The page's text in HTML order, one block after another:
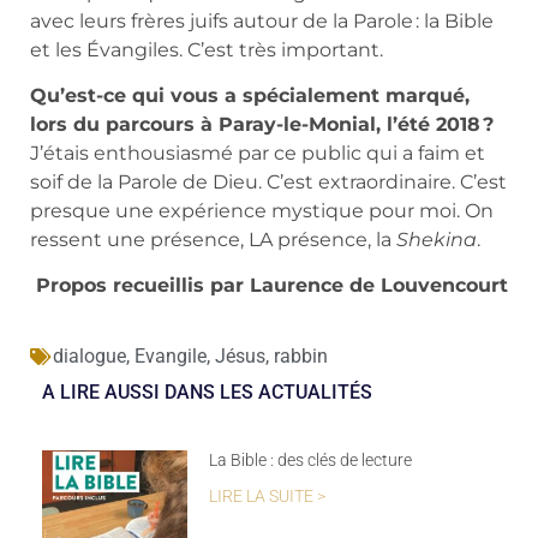
avec leurs frères juifs autour de la Parole : la Bible
et les Évangiles. C’est très important.
Qu’est-ce qui vous a spécialement marqué,
lors du parcours à Paray-le-Monial, l’été 2018 ?
J’étais enthousiasmé par ce public qui a faim et
soif de la Parole de Dieu. C’est extraordinaire. C’est
presque une expérience mystique pour moi. On
ressent une présence, LA présence, la Shekina.
Propos recueillis par Laurence de Louvencourt
dialogue, Evangile, Jésus, rabbin
A LIRE AUSSI DANS LES ACTUALITÉS
La Bible : des clés de lecture
LIRE LA SUITE >